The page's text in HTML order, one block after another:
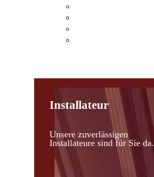
Installateur
Unsere zuverlässigen
Installateure sind für Sie da.